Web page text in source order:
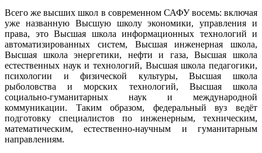
Всего же высших школ в современном САФУ восемь: включая
уже названную Высшую школу экономики, управления и
права, это Высшая школа информационных технологий и
автоматизированных систем, Высшая инженерная школа,
Высшая школа энергетики, нефти и газа, Высшая школа
естественных наук и технологий, Высшая школа педагогики,
психологии и физической культуры, Высшая школа
рыболовства и морских технологий, Высшая школа
социально-гуманитарных наук и международной
коммуникации. Таким образом, федеральный вуз ведёт
подготовку специалистов по инженерным, техническим,
математическим, естественно-научным и гуманитарным
направлениям.